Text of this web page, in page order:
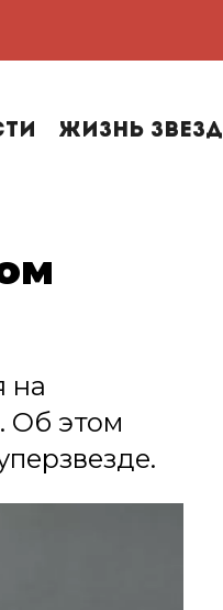
Жизнь звезд
на
Об этом